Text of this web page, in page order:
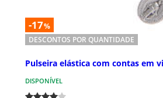
-17%
DESCONTOS POR QUANTIDADE
Pulseira elástica com contas em
DISPONÍVEL